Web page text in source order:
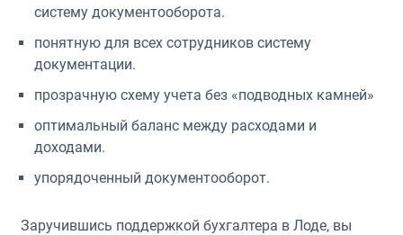
систему документооборота.
понятную для всех сотрудников систему
документации.
прозрачную схему учета без «подводных камней»
оптимальный баланс между расходами и
доходами.
упорядоченный документооборот.
Заручившись поддержкой бухгалтера в Лоде, вы